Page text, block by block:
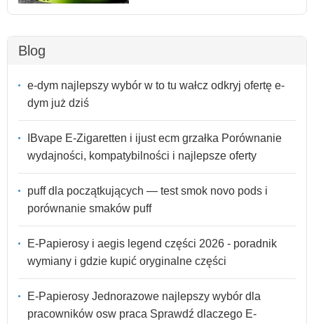
Blog
e-dym najlepszy wybór w to tu wałcz odkryj ofertę e-
dym już dziś
IBvape E-Zigaretten i ijust ecm grzałka Porównanie
wydajności, kompatybilności i najlepsze oferty
puff dla początkujących — test smok novo pods i
porównanie smaków puff
E-Papierosy i aegis legend części 2026 - poradnik
wymiany i gdzie kupić oryginalne części
E-Papierosy Jednorazowe najlepszy wybór dla
pracowników osw praca Sprawdź dlaczego E-